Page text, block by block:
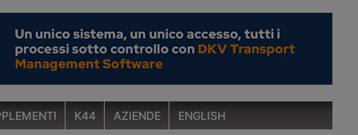
K44 AZIENDE ENGLISH